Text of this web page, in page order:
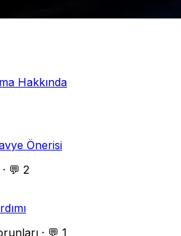
Hakkında
Önerisi
· 💬 2
· 💬 1